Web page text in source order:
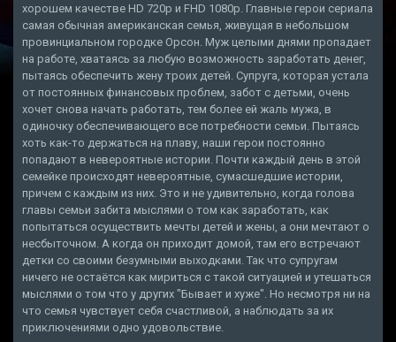
хорошем качестве HD 720p и FHD 1080p. Главные герои сериала
самая обычная американская семья, живущая в небольшом
провинциальном городке Орсон. Муж целыми днями пропадает
на работе, хватаясь за любую возможность заработать денег,
пытаясь обеспечить жену троих детей. Супруга, которая устала
от постоянных финансовых проблем, забот с детьми, очень
хочет снова начать работать, тем более ей жаль мужа, в
одиночку обеспечивающего все потребности семьи. Пытаясь
хоть как-то держаться на плаву, наши герои постоянно
попадают в невероятные истории. Почти каждый день в этой
семейке происходят невероятные, сумасшедшие истории,
причем с каждым из них. Это и не удивительно, когда голова
главы семьи забита мыслями о том как заработать, как
попытаться осуществить мечты детей и жены, а они мечтают о
несбыточном. А когда он приходит домой, там его встречают
детки со своими безумными выходками. Так что супругам
ничего не остаётся как мириться с такой ситуацией и утешаться
мыслями о том что у других "Бывает и хуже". Но несмотря ни на
что семья чувствует себя счастливой, а наблюдать за их
приключениями одно удовольствие.